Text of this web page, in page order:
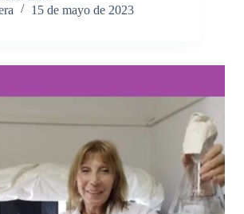
15 de mayo de 2023